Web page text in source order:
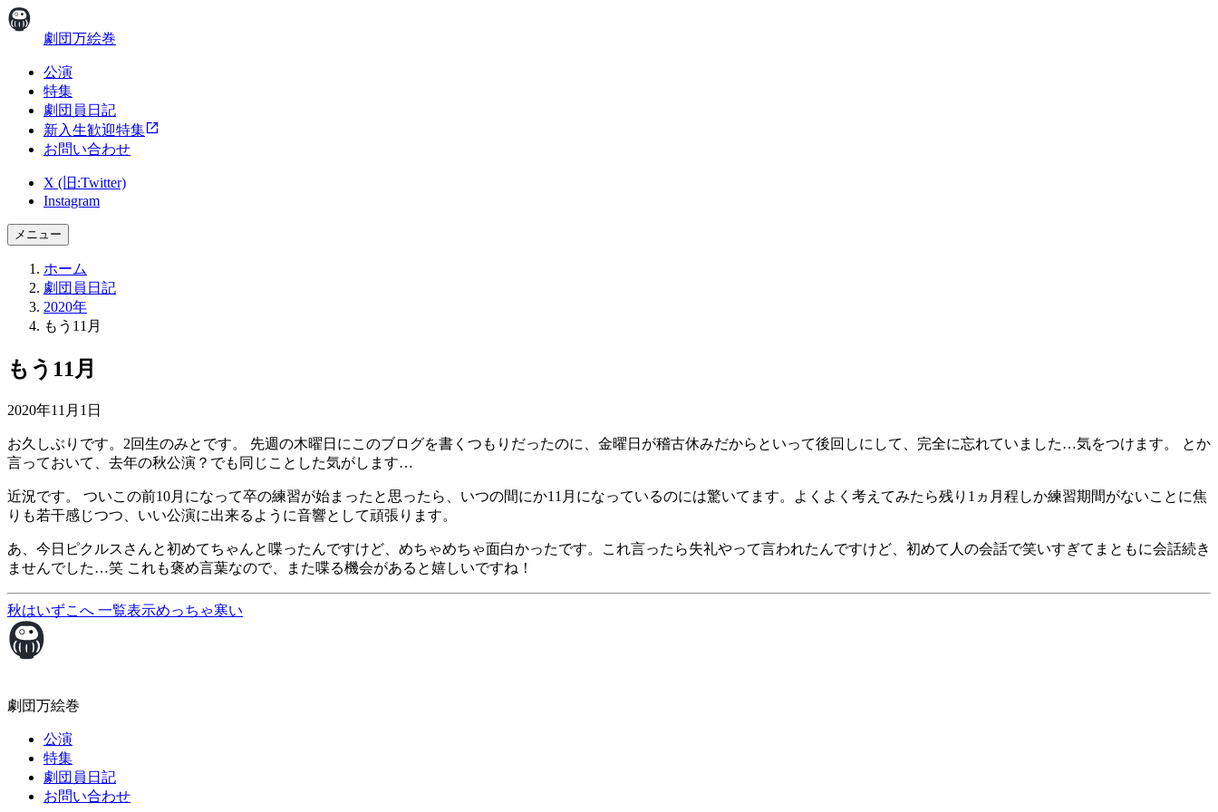
劇団万絵巻
公演
特集
劇団員日記
新入生歓迎特集
お問い合わせ
X (旧:Twitter)
Instagram
メニュー
ホーム
劇団員日記
2020年
もう11月
もう11月
2020年11月1日
お久しぶりです。2回生のみとです。 先週の木曜日にこのブログを書くつもりだったのに、金曜日が稽古休みだからといって後回しにして、完全に忘れていました…気をつけます。 とか
言っておいて、去年の秋公演？でも同じことした気がします…
近況です。 ついこの前10月になって卒の練習が始まったと思ったら、いつの間にか11月になっているのには驚いてます。よくよく考えてみたら残り1ヵ月程しか練習期間がないことに焦
りも若干感じつつ、いい公演に出来るように音響として頑張ります。
あ、今日ピクルスさんと初めてちゃんと喋ったんですけど、めちゃめちゃ面白かったです。これ言ったら失礼やって言われたんですけど、初めて人の会話で笑いすぎてまともに会話続き
ませんでした…笑 これも褒め言葉なので、また喋る機会があると嬉しいですね！
秋はいずこへ 一覧表示めっちゃ寒い
劇団万絵巻
公演
特集
劇団員日記
お問い合わせ